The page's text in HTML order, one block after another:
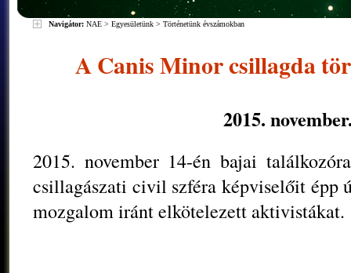
Navigátor: NAE > Egyesületünk > Történetünk évszámokban
A Canis Minor csillagda
2015.
2015. november 14-én bajai
csillagászati civil szféra képviselőit épp
mozgalom iránt elkötelezett aktivistákat.